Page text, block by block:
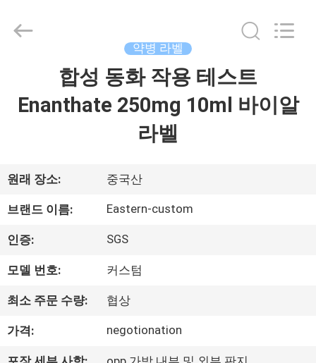
우
리
에
여
2017
약병 라벨
합성 동화 작용 테스트
Enanthate 250mg 10ml 바이알
라벨
원래 장소: 중국산
브랜드 이름: Eastern-custom
인증: SGS
모델 번호: 커스텀
최소 주문 수량: 협상
가격: negotionation